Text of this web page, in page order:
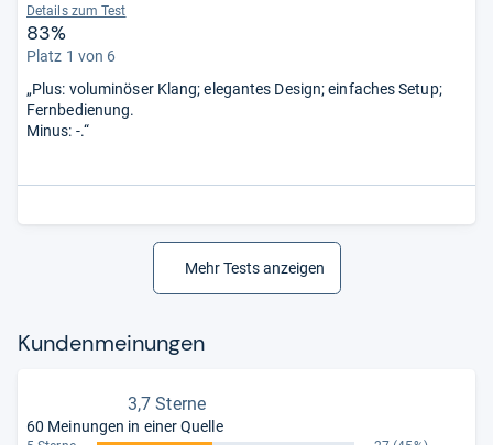
Details zum Test
83%
Platz 1 von 6
„Plus: voluminöser Klang; elegantes Design; einfaches Setup;
Fernbedienung.
Minus: -.“
Mehr Tests anzeigen
Kun­den­mei­nun­gen
3,7 Sterne
60 Meinungen in einer Quelle